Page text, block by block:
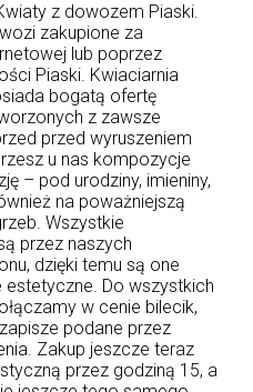
z dowozem Piaski.
zakupione za
lub poprzez
Piaski. Kwiaciarnia
bogatą ofertę
z zawsze
przed wyruszeniem
u nas kompozycje
– pod urodziny, imieniny,
na poważniejszą
Wszystkie
przez naszych
dzięki temu są one
Do wszystkich
w cenie bilecik,
podane przez
Zakup jeszcze teraz
przez godziną 15, a